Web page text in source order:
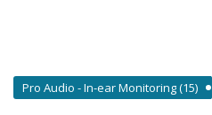
Pro Audio - In-ear Monitoring(15)